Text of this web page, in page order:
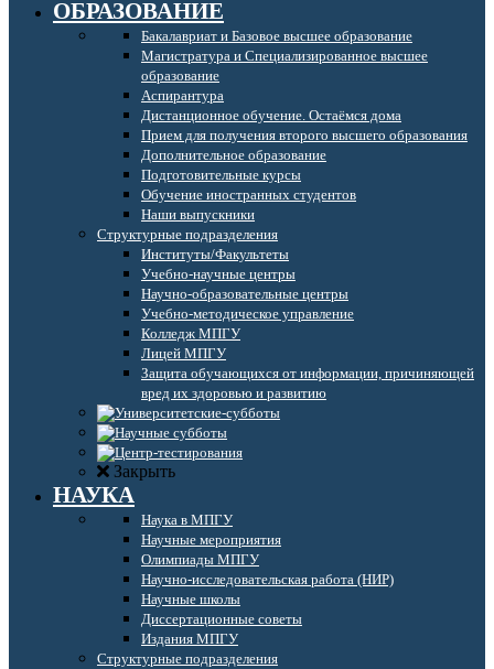
ОБРАЗОВАНИЕ
Бакалавриат и Базовое высшее образование
Магистратура и Специализированное высшее
образование
Аспирантура
Дистанционное обучение. Остаёмся дома
Прием для получения второго высшего образования
Дополнительное образование
Подготовительные курсы
Обучение иностранных студентов
Наши выпускники
Структурные подразделения
Институты/Факультеты
Учебно-научные центры
Научно-образовательные центры
Учебно-методическое управление
Колледж МПГУ
Лицей МПГУ
Защита обучающихся от информации, причиняющей
вред их здоровью и развитию
Закрыть
НАУКА
Наука в МПГУ
Научные мероприятия
Олимпиады МПГУ
Научно-исследовательская работа (НИР)
Научные школы
Диссертационные советы
Издания МПГУ
Структурные подразделения